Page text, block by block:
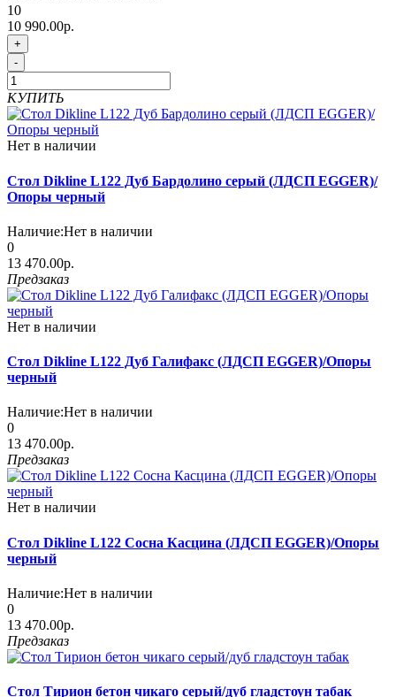
10
10 990.00р.
+
-
КУПИТЬ
Нет в наличии
Стол Dikline L122 Дуб Бардолино серый (ЛДСП EGGER)/
Опоры черный
Наличие:Нет в наличии
0
13 470.00р.
Предзаказ
Нет в наличии
Стол Dikline L122 Дуб Галифакс (ЛДСП EGGER)/Опоры
черный
Наличие:Нет в наличии
0
13 470.00р.
Предзаказ
Нет в наличии
Стол Dikline L122 Сосна Касцина (ЛДСП EGGER)/Опоры
черный
Наличие:Нет в наличии
0
13 470.00р.
Предзаказ
Стол Тирион бетон чикаго серый/дуб гладстоун табак